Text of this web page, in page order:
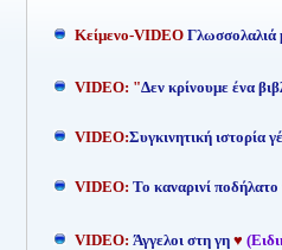
Kείμενο-VIDEO Γλωσσολαλιά
VIDEO: "Δεν κρίνουμε ένα
VIDEO:Συγκινητική ιστορία
VIDEO: Το καναρινί ποδήλατο
VIDEO: Άγγελοι στη γη ♥